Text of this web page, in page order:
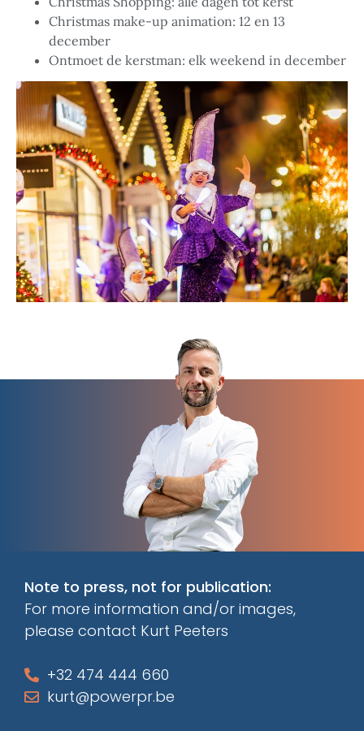
Christmas make-up animation: 12 en 13
december
Ontmoet de kerstman: elk weekend in december
Note to press, not for publication:
For more information and/or images,
please contact Kurt Peeters
+32 474 444 660
kurt@powerpr.be